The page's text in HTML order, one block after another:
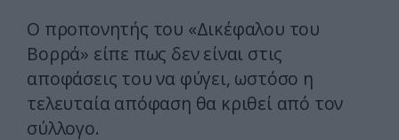
Ο προπονητής του «Δικέφαλου του
Βορρά» είπε πως δεν είναι στις
αποφάσεις του να φύγει, ωστόσο η
τελευταία απόφαση θα κριθεί από τον
σύλλογο.